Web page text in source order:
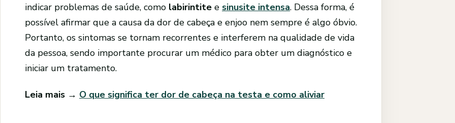
indicar problemas de saúde, como labirintite e sinusite intensa. Dessa forma, é
possível afirmar que a causa da dor de cabeça e enjoo nem sempre é algo óbvio.
Portanto, os sintomas se tornam recorrentes e interferem na qualidade de vida
da pessoa, sendo importante procurar um médico para obter um diagnóstico e
iniciar um tratamento.
Leia mais → O que significa ter dor de cabeça na testa e como aliviar